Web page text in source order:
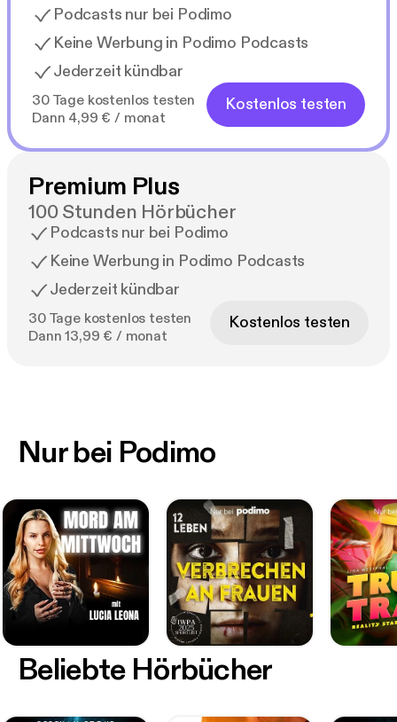
Podcasts nur bei Podimo
Keine Werbung in Podimo Podcasts
Jederzeit kündbar
30 Tage kostenlos testen
Dann 4,99 € / monat
Kostenlos testen
Premium Plus
100 Stunden Hörbücher
Podcasts nur bei Podimo
Keine Werbung in Podimo Podcasts
Jederzeit kündbar
30 Tage kostenlos testen
Dann 13,99 € / monat
Kostenlos testen
Nur bei Podimo
Beliebte Hörbücher